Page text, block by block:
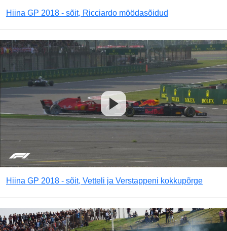
Hiina GP 2018 - sõit, Ricciardo möödasõidud
Hiina GP 2018 - sõit, Vetteli ja Verstappeni kokkupõrge